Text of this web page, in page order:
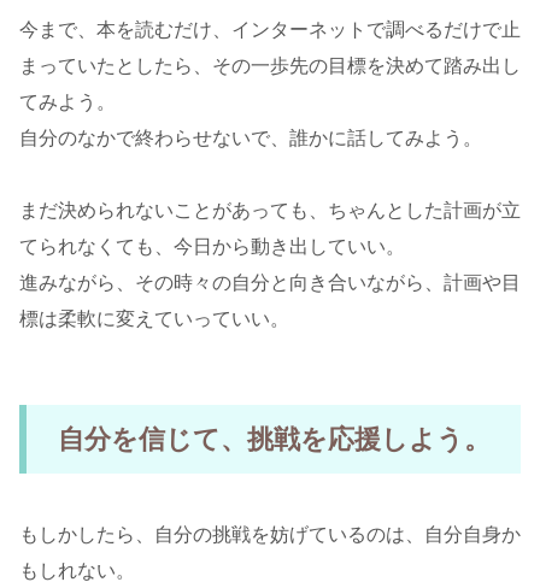
今まで、本を読むだけ、インターネットで調べるだけで止
まっていたとしたら、その一歩先の目標を決めて踏み出し
てみよう。
自分のなかで終わらせないで、誰かに話してみよう。
まだ決められないことがあっても、ちゃんとした計画が立
てられなくても、今日から動き出していい。
進みながら、その時々の自分と向き合いながら、計画や目
標は柔軟に変えていっていい。
自分を信じて、挑戦を応援しよう。
もしかしたら、自分の挑戦を妨げているのは、自分自身か
もしれない。